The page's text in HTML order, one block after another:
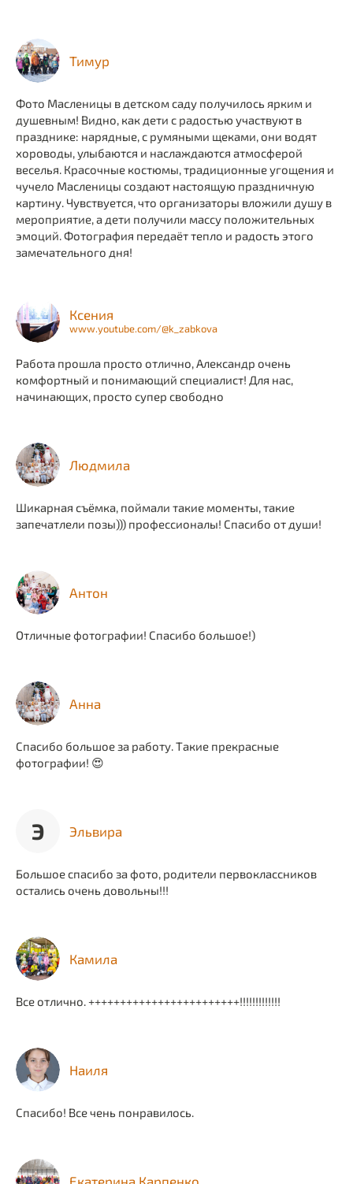
Тимур
Фото Масленицы в детском саду получилось ярким и
душевным! Видно, как дети с радостью участвуют в
празднике: нарядные, с румяными щеками, они водят
хороводы, улыбаются и наслаждаются атмосферой
веселья. Красочные костюмы, традиционные угощения и
чучело Масленицы создают настоящую праздничную
картину. Чувствуется, что организаторы вложили душу в
мероприятие, а дети получили массу положительных
эмоций. Фотография передаёт тепло и радость этого
замечательного дня!
Ксения
www.youtube.com/@k_zabkova
Работа прошла просто отлично, Александр очень
комфортный и понимающий специалист! Для нас,
начинающих, просто супер свободно
Людмила
Шикарная съёмка, поймали такие моменты, такие
запечатлели позы))) профессионалы! Спасибо от души!
Антон
Отличные фотографии! Спасибо большое!)
Анна
Спасибо большое за работу. Такие прекрасные
фотографии! 😍
Э Эльвира
Большое спасибо за фото, родители первоклассников
остались очень довольны!!!
Камила
Все отлично. ++++++++++++++++++++++++!!!!!!!!!!!!!
Наиля
Спасибо! Все чень понравилось.
Екатерина Карпенко